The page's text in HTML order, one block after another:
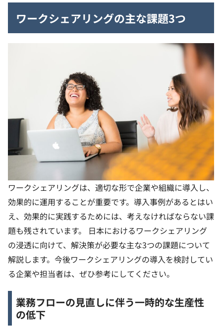
ワークシェアリングの主な課題3つ
ワークシェアリングは、適切な形で企業や組織に導入し、
効果的に運用することが重要です。導入事例があるとはい
え、効果的に実践するためには、考えなければならない課
題も残されています。
日本におけるワークシェアリング
の浸透に向けて、解決策が必要な主な3つの課題について
解説します。今後ワークシェアリングの導入を検討してい
る企業や担当者は、ぜひ参考にしてください。
業務フローの見直しに伴う一時的な生産性
の低下